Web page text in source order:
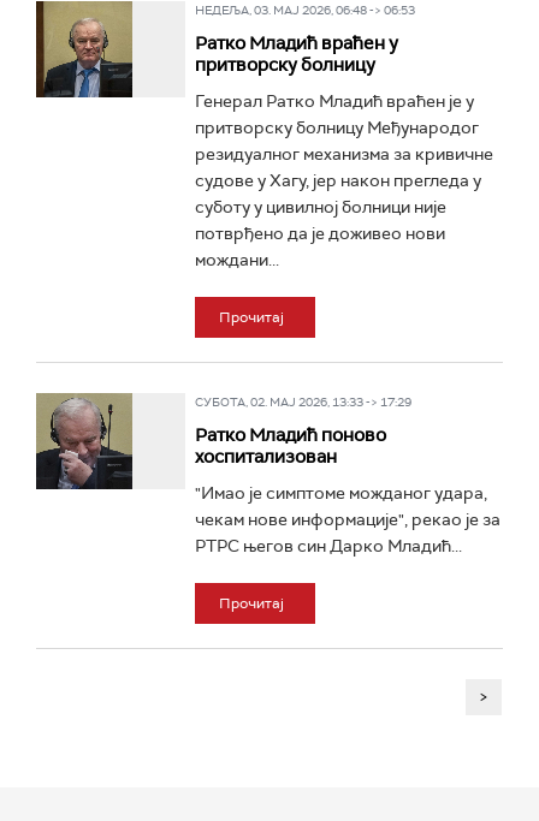
НЕДЕЉА, 03. МАЈ 2026, 06:48 -> 06:53
Ратко Младић враћен у
притворску болницу
Генерал Ратко Младић враћен је у
притворску болницу Међународог
резидуалног механизма за кривичне
судове у Хагу, јер након прегледа у
суботу у цивилној болници није
потврђено да је доживео нови
мождани...
Прочитај
СУБОТА, 02. МАЈ 2026, 13:33 -> 17:29
Ратко Младић поново
хоспитализован
"Имао је симптоме можданог удара,
чекам нове информације", рекао је за
РТРС његов син Дарко Младић...
Прочитај
>